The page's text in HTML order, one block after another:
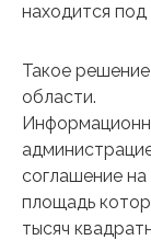
находится
Такое
области.
соглашение на
площадь
тысяч